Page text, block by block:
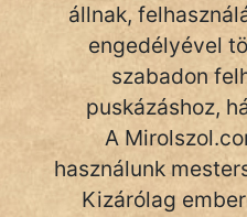
állnak,
engedélyével
szabadon
puskázáshoz,
A
használunk
Kizárólag